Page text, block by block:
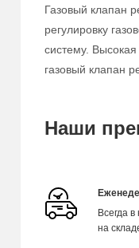
Газовый клапан
регулировку
систему.
газовый клапан
Наши
Всегда
на